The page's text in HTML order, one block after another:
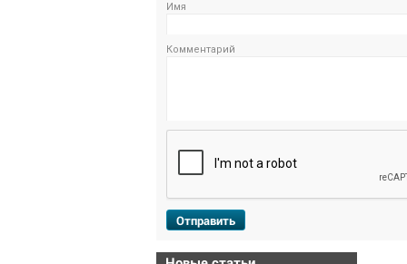
Имя
Комментарий
Отправить